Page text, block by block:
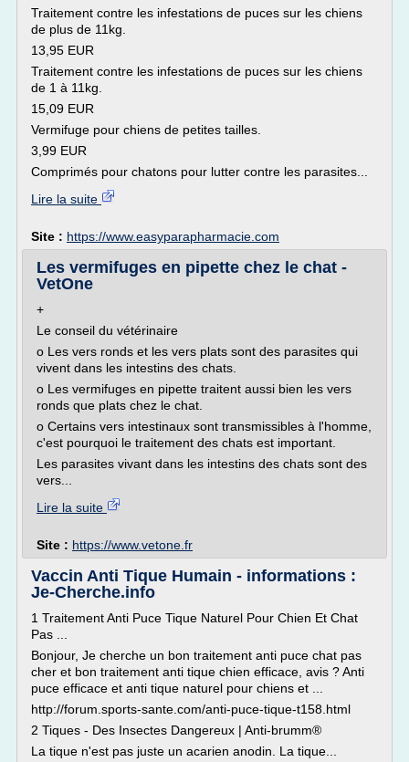
Traitement contre les infestations de puces sur les chiens
de plus de 11kg.
13,95 EUR
Traitement contre les infestations de puces sur les chiens
de 1 à 11kg.
15,09 EUR
Vermifuge pour chiens de petites tailles.
3,99 EUR
Comprimés pour chatons pour lutter contre les parasites...
Lire la suite
Site : https://www.easyparapharmacie.com
Les vermifuges en pipette chez le chat -
VetOne
+
Le conseil du vétérinaire
o Les vers ronds et les vers plats sont des parasites qui
vivent dans les intestins des chats.
o Les vermifuges en pipette traitent aussi bien les vers
ronds que plats chez le chat.
o Certains vers intestinaux sont transmissibles à l'homme,
c'est pourquoi le traitement des chats est important.
Les parasites vivant dans les intestins des chats sont des
vers...
Lire la suite
Site : https://www.vetone.fr
Vaccin Anti Tique Humain - informations :
Je-Cherche.info
1 Traitement Anti Puce Tique Naturel Pour Chien Et Chat
Pas ...
Bonjour, Je cherche un bon traitement anti puce chat pas
cher et bon traitement anti tique chien efficace, avis ? Anti
puce efficace et anti tique naturel pour chiens et ...
http://forum.sports-sante.com/anti-puce-tique-t158.html
2 Tiques - Des Insectes Dangereux | Anti-brumm®
La tique n'est pas juste un acarien anodin. La tique...